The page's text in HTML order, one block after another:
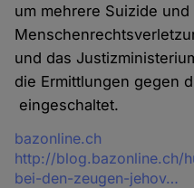
um mehrere Suizide
und das
die Ermittlungen gegen
eingeschaltet.
Quelle
bazonline.ch
http://blog.bazonline.ch/
bei-den-zeugen-jehov…